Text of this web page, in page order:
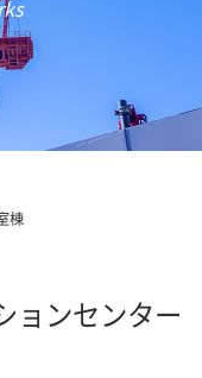
棟
ョンセンター